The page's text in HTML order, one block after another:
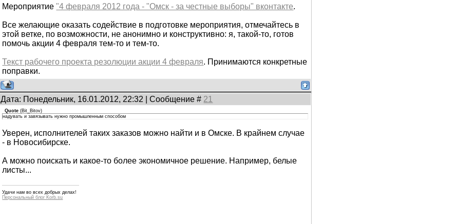
Мероприятие"4 февраля 2012 года - "Омск - за честные выборы" вконтакте.
Все желающие оказать содействие в подготовке мероприятия, отмечайтесь в
этой ветке, по возможности, не анонимно и конструктивно: я, такой-то, готов
помочь акции 4 февраля тем-то и тем-то.
Текст рабочего проекта резолюции акции 4 февраля. Принимаются конкретные
поправки.
Дата: Понедельник, 16.01.2012, 22:32 | Сообщение # 21
Quote (Bit_Bitov)
надувать и завязывать нужно промышленным способом
Уверен, исполнителей таких заказов можно найти и в Омске. В крайнем случае
- в Новосибирске.
А можно поискать и какое-то более экономичное решение. Например, белые
листы...
Удачи нам во всех добрых делах!
Персональный блог Korb.su